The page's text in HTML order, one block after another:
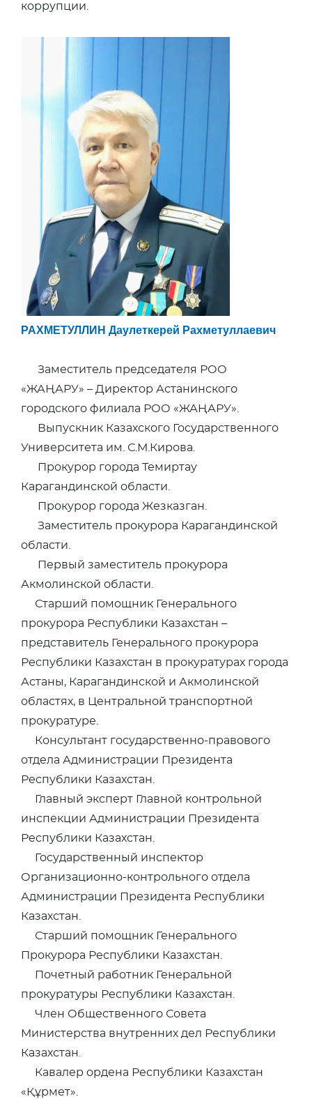
коррупции.
РАХМЕТУЛЛИН Даулеткерей Рахметуллаевич
Заместитель председателя РОО
«ЖАҢАРУ» – Директор Астанинского
городского филиала РОО «ЖАҢАРУ».
Выпускник Казахского Государственного
Университета им. С.М.Кирова.
Прокурор города Темиртау
Карагандинской области.
Прокурор города Жезказган.
Заместитель прокурора Карагандинской
области.
Первый заместитель прокурора
Акмолинской области.
Старший помощник Генерального
прокурора Республики Казахстан –
представитель Генерального прокурора
Республики Казахстан в прокуратурах города
Астаны, Карагандинской и Акмолинской
областях, в Центральной транспортной
прокуратуре.
Консультант государственно-правового
отдела Администрации Президента
Республики Казахстан.
Главный эксперт Главной контрольной
инспекции Администрации Президента
Республики Казахстан.
Государственный инспектор
Организационно-контрольного отдела
Администрации Президента Республики
Казахстан.
Старший помощник Генерального
Прокурора Республики Казахстан.
Почетный работник Генеральной
прокуратуры Республики Казахстан.
Член Общественного Совета
Министерства внутренних дел Республики
Казахстан.
Кавалер ордена Республики Казахстан
«Құрмет».